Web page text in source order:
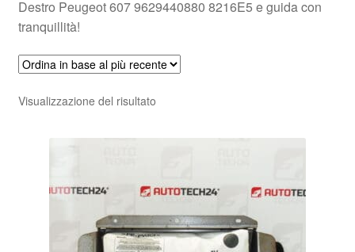
Destro Peugeot 607 9629440880 8216E5 e guida con
tranquillità!
Visualizzazione del risultato